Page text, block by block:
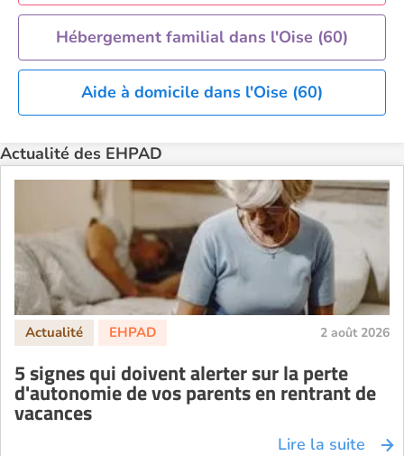
EHPAD Saint-Etienne
EHPAD Toulouse
EHPAD Tours
EHPAD Troyes
Hébergement familial dans l'Oise (60)
Aide à domicile dans l'Oise (60)
Actualité des EHPAD
2 août 2026
5 signes qui doivent alerter sur la perte
d'autonomie de vos parents en rentrant de
vacances
Lire la suite